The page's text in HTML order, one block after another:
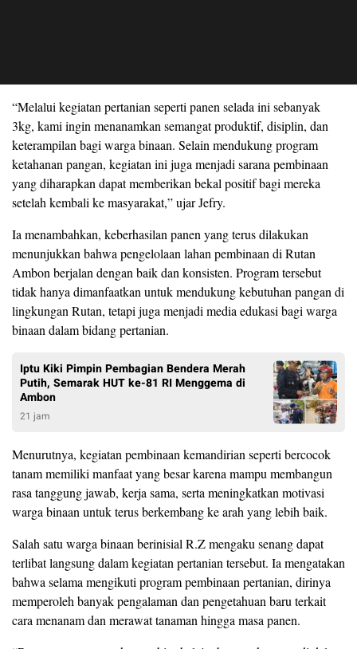
“Melalui kegiatan pertanian seperti panen selada ini sebanyak
3kg, kami ingin menanamkan semangat produktif, disiplin, dan
keterampilan bagi warga binaan. Selain mendukung program
ketahanan pangan, kegiatan ini juga menjadi sarana pembinaan
yang diharapkan dapat memberikan bekal positif bagi mereka
setelah kembali ke masyarakat,” ujar Jefry.
Ia menambahkan, keberhasilan panen yang terus dilakukan
menunjukkan bahwa pengelolaan lahan pembinaan di Rutan
Ambon berjalan dengan baik dan konsisten. Program tersebut
tidak hanya dimanfaatkan untuk mendukung kebutuhan pangan di
lingkungan Rutan, tetapi juga menjadi media edukasi bagi warga
binaan dalam bidang pertanian.
Iptu Kiki Pimpin Pembagian Bendera Merah
Putih, Semarak HUT ke-81 RI Menggema di
Ambon
21 jam
Menurutnya, kegiatan pembinaan kemandirian seperti bercocok
tanam memiliki manfaat yang besar karena mampu membangun
rasa tanggung jawab, kerja sama, serta meningkatkan motivasi
warga binaan untuk terus berkembang ke arah yang lebih baik.
Salah satu warga binaan berinisial R.Z mengaku senang dapat
terlibat langsung dalam kegiatan pertanian tersebut. Ia mengatakan
bahwa selama mengikuti program pembinaan pertanian, dirinya
memperoleh banyak pengalaman dan pengetahuan baru terkait
cara menanam dan merawat tanaman hingga masa panen.